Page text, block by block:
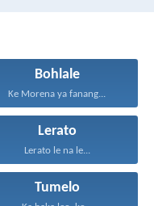
Bohlale
Ke Morena ya fanang...
Lerato
Lerato le na le...
Tumelo